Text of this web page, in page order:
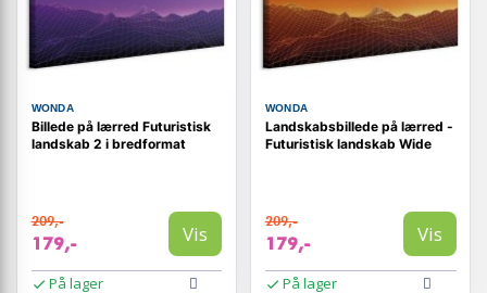
WONDA
Billede på lærred Futuristisk
landskab 2 i bredformat
209,-
179,- Vis
På lager
WONDA
Landskabsbillede på lærred -
Futuristisk landskab Wide
209,-
179,- Vis
På lager